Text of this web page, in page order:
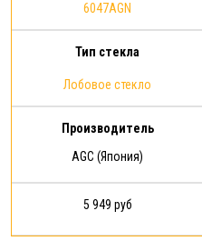
6047AGN
Тип стекла
Лобовое стекло
Производитель
AGC (Япония)
5 949 руб